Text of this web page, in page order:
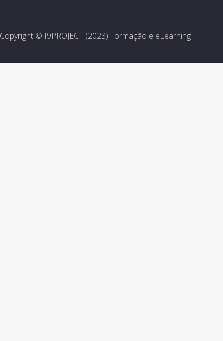
Copyright © I9PROJECT (2023) Formação e eLearning